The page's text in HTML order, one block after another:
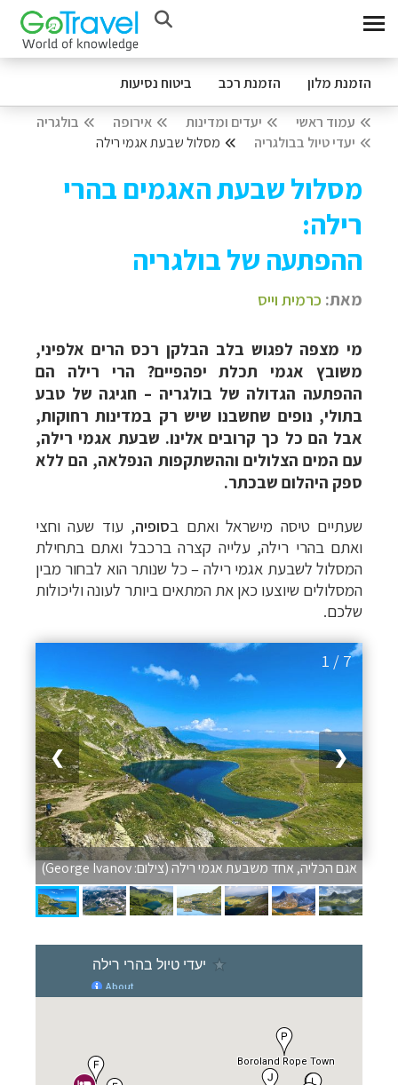
הזמנת מלון הזמנת רכב ביטוח נסיעות
עמוד ראשי יעדים ומדינות אירופה
בולגריה
יעדי טיול בבולגריה
מסלול שבעת אגמי רילה
מסלול שבעת האגמים בהרי
רילה:
ההפתעה של בולגריה
מאת: כרמית וייס
מי מצפה לפגוש בלב הבלקן רכס הרים אלפיני,
משובץ אגמי תכלת יפהפיים? הרי רילה הם
ההפתעה הגדולה של בולגריה – חגיגה של טבע
בתולי, נופים שחשבנו שיש רק במדינות רחוקות,
אבל הם כל כך קרובים אלינו. שבעת אגמי רילה,
עם המים הצלולים וההשתקפות הנפלאה, הם ללא
ספק היהלום שבכתר.
שעתיים טיסה מישראל ואתם בסופיה, עוד שעה וחצי
ואתם בהרי רילה, עלייה קצרה ברכבל ואתם בתחילת
המסלול לשבעת אגמי רילה –כל שנותר הוא לבחור מבין
המסלולים שיוצעו כאן את המתאים ביותר לעונה וליכולות
שלכם.
1 / 7
❯ ❮
אגם הכליה, אחד משבעת אגמי רילה (צילום: George Ivanov)